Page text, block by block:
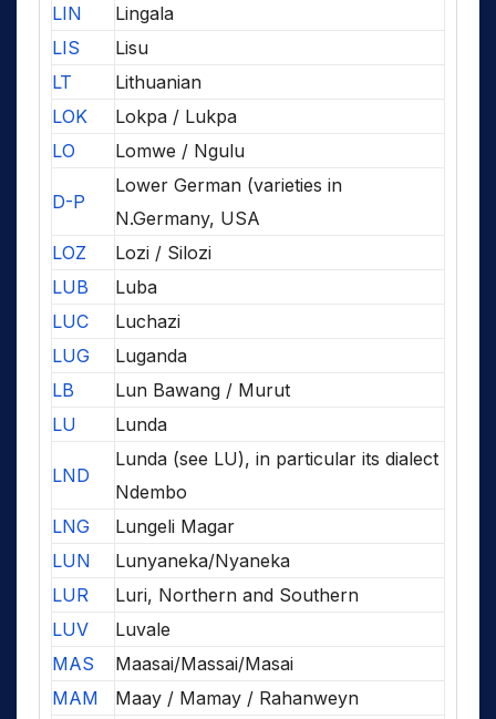
LIN
Lingala
LIS
Lisu
LT
Lithuanian
LOK
Lokpa / Lukpa
LO
Lomwe / Ngulu
D-P
Lower German (varieties in
N.Germany, USA
LOZ
Lozi / Silozi
LUB
Luba
LUC
Luchazi
LUG
Luganda
LB
Lun Bawang / Murut
LU
Lunda
LND
Lunda (see LU), in particular its dialect
Ndembo
LNG
Lungeli Magar
LUN
Lunyaneka/Nyaneka
LUR
Luri, Northern and Southern
LUV
Luvale
MAS
Maasai/Massai/Masai
MAM
Maay / Mamay / Rahanweyn